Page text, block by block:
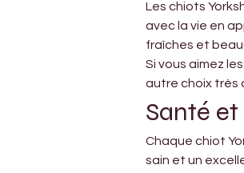
Les chiots
avec la vie en
fraîches et
Si vous aimez
autre choix très
Santé
Chaque chiot
sain et un